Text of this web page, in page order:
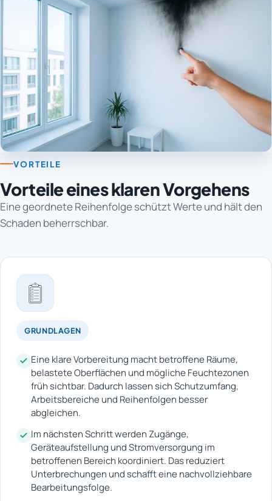
VORTEILE
Vorteile eines klaren Vorgehens
Eine geordnete Reihenfolge schützt Werte und hält den
Schaden beherrschbar.
GRUNDLAGEN
Eine klare Vorbereitung macht betroffene Räume,
belastete Oberflächen und mögliche Feuchtezonen
früh sichtbar. Dadurch lassen sich Schutzumfang,
Arbeitsbereiche und Reihenfolgen besser
abgleichen.
Im nächsten Schritt werden Zugänge,
Geräteaufstellung und Stromversorgung im
betroffenen Bereich koordiniert. Das reduziert
Unterbrechungen und schafft eine nachvollziehbare
Bearbeitungsfolge.